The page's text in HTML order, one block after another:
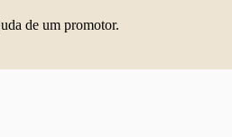
de um promotor.